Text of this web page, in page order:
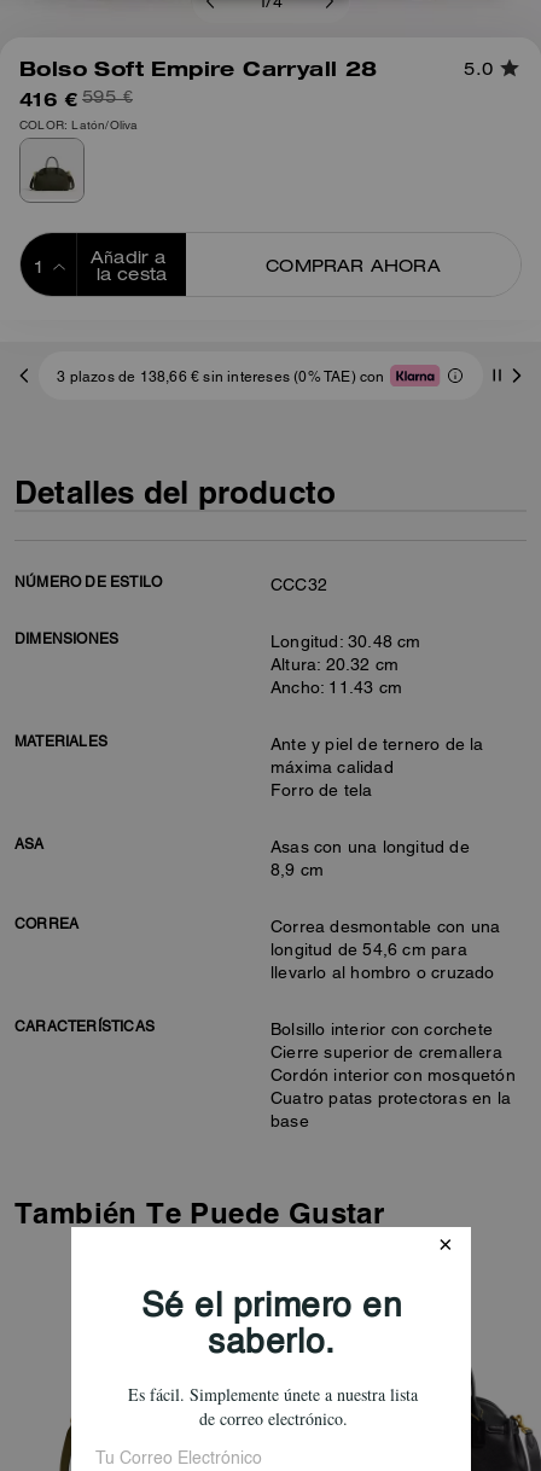
/4
Bolso Soft Empire Carryall 28 5.0
416 € 595 €
COLOR: Latón/Oliva
Añadir a
la cesta
COMPRAR AHORA
3 plazos de 138,66 € sin intereses (0% TAE) con
Detalles del producto
NÚMERO DE ESTILO CCC32
DIMENSIONES
Longitud: 30.48 cm
Altura: 20.32 cm
Ancho: 11.43 cm
MATERIALES
Ante y piel de ternero de la
máxima calidad
Forro de tela
ASA
Asas con una longitud de
8,9 cm
CORREA
Correa desmontable con una
longitud de 54,6 cm para
llevarlo al hombro o cruzado
CARACTERÍSTICAS
Bolsillo interior con corchete
Cierre superior de cremallera
Cordón interior con mosquetón
Cuatro patas protectoras en la
base
También Te Puede Gustar